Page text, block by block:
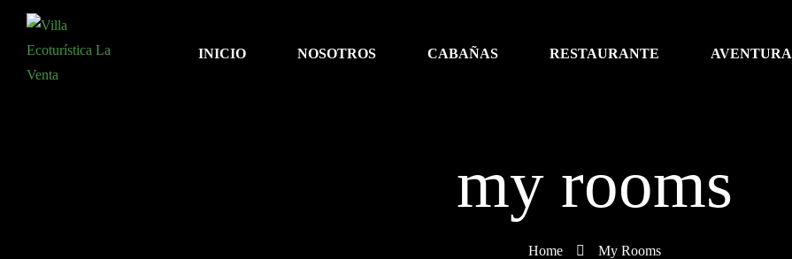
INICIO NOSOTROS CABAÑAS RESTAURANTE AVENTURA
my rooms
Home My Rooms